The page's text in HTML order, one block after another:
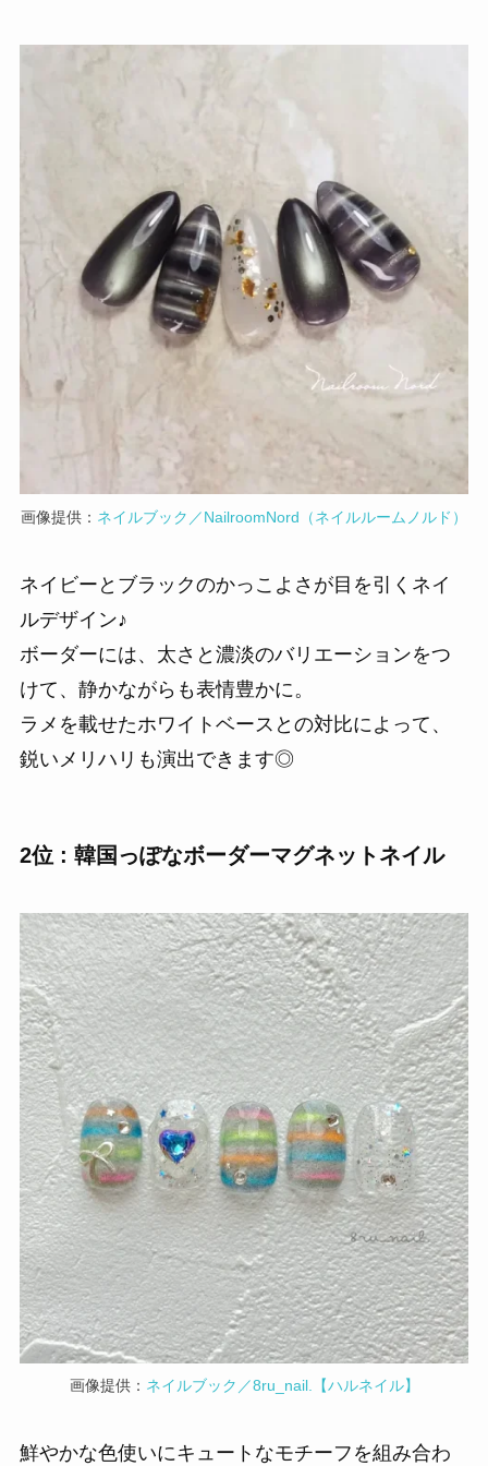
画像提供： ネイルブック／NailroomNord（ネイルルームノルド）
ネイビーとブラックのかっこよさが目を引くネイ
ルデザイン♪
ボーダーには、太さと濃淡のバリエーションをつ
けて、静かながらも表情豊かに。
ラメを載せたホワイトベースとの対比によって、
鋭いメリハリも演出できます◎
2位 : 韓国っぽなボーダーマグネットネイル
画像提供： ネイルブック／8ru_nail.【ハルネイル】
鮮やかな色使いにキュートなモチーフを組み合わ